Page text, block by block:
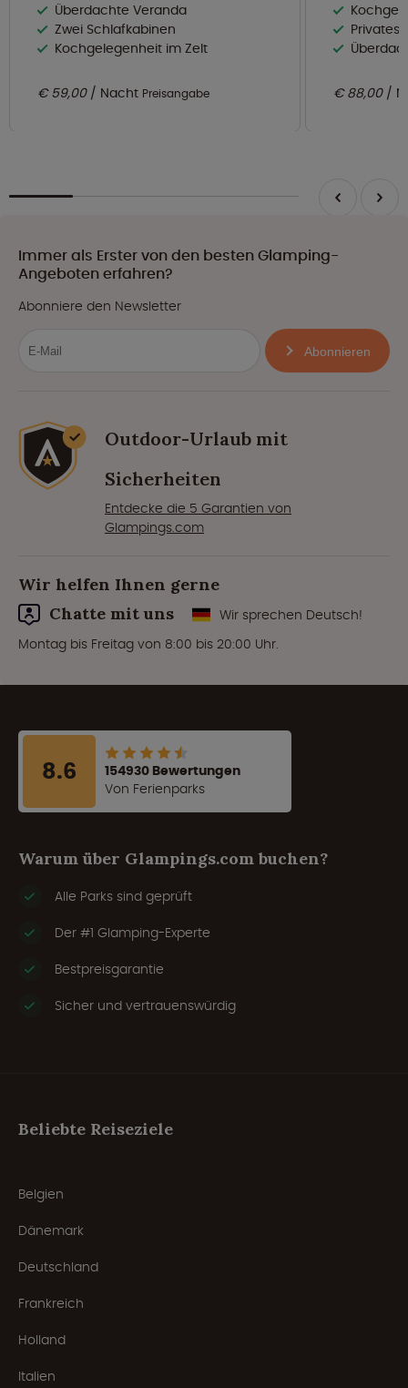
Überdachte Veranda
Zwei Schlafkabinen
Kochgelegenheit im Zelt
€ 59,00 Nacht Preisangabe
Privates
€ 88,00
Immer als Erster von den besten Glamping-
Angeboten erfahren?
Abonniere den Newsletter
Abonnieren
Outdoor-Urlaub mit
Sicherheiten
Entdecke die 5 Garantien von
Glampings.com
Wir helfen Ihnen gerne
Chatte mit uns
Wir sprechen Deutsch!
Montag bis Freitag von 8:00 bis 20:00 Uhr.
8.6
154930 Bewertungen
Von Ferienparks
Warum über Glampings.com buchen?
Alle Parks sind geprüft
Der #1 Glamping-Experte
Bestpreisgarantie
Sicher und vertrauenswürdig
Beliebte Reiseziele
Belgien
Dänemark
Deutschland
Frankreich
Holland
Italien